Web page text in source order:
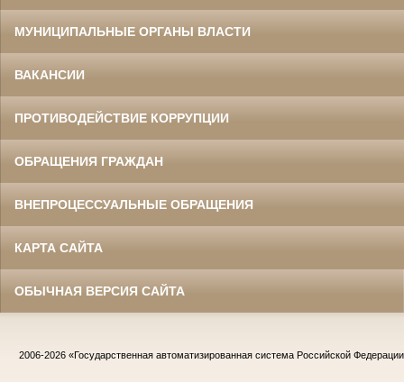
МУНИЦИПАЛЬНЫЕ ОРГАНЫ ВЛАСТИ
ВАКАНСИИ
ПРОТИВОДЕЙСТВИЕ КОРРУПЦИИ
ОБРАЩЕНИЯ ГРАЖДАН
ВНЕПРОЦЕССУАЛЬНЫЕ ОБРАЩЕНИЯ
КАРТА САЙТА
ОБЫЧНАЯ ВЕРСИЯ САЙТА
2006-2026 «Государственная автоматизированная система Российской